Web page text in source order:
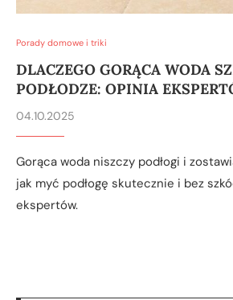
Porady domowe i triki
DLACZEGO GORĄCA WODA
PODŁODZE: OPINIA
04.10.2025
Gorąca woda niszczy podłogi i
jak myć podłogę skutecznie i bez
ekspertów.